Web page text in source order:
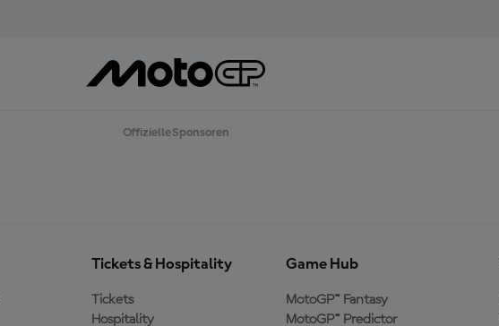
Offizielle Sponsoren
Tickets & Hospitality
Tickets
Hospitality
Game Hub
MotoGP™ Fantasy
MotoGP™ Predictor